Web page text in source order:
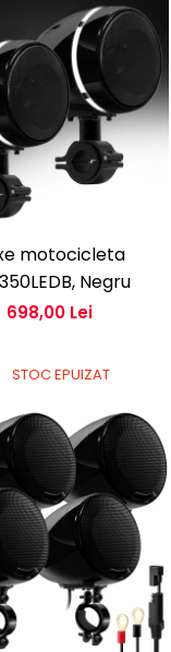
motocicleta
Negru
698,00 Lei
STOC EPUIZAT